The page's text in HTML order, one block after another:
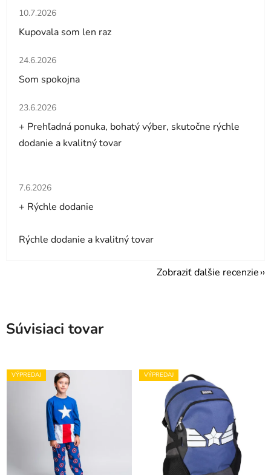
Hodnotenie obchodu je 5 z 5 hviezdičiek.
10.7.2026
Kupovala som len raz
Hodnotenie obchodu je 5 z 5 hviezdičiek.
24.6.2026
Som spokojna
Hodnotenie obchodu je 5 z 5 hviezdičiek.
23.6.2026
+ Prehľadná ponuka, bohatý výber, skutočne rýchle
dodanie a kvalitný tovar
Hodnotenie obchodu je 5 z 5 hviezdičiek.
7.6.2026
+ Rýchle dodanie
Rýchle dodanie a kvalitný tovar
Zobraziť ďalšie recenzie
Súvisiaci tovar
VÝPREDAJ VÝPREDAJ